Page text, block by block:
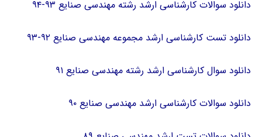
دانلود سوالات کارشناسی ارشد رشته مهندسی صنایع ۹۳-۹۴
دانلود تست کارشناسی ارشد مجموعه مهندسی صنایع ۹۲-۹۳
دانلود سوال کارشناسی ارشد رشته مهندسی صنایع ۹۱
دانلود سوالات کارشناسی ارشد مهندسی صنایع ۹۰